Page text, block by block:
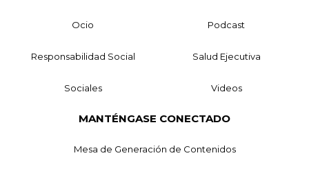
Ocio Podcast
Responsabilidad Social Salud Ejecutiva
Sociales Videos
MANTÉNGASE CONECTADO
Mesa de Generación de Contenidos